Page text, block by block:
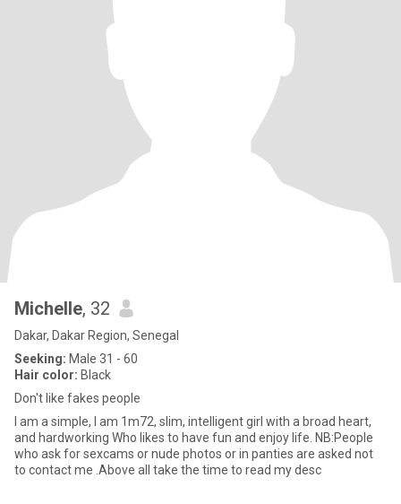
Michelle, 32
Dakar, Dakar Region, Senegal
Seeking: Male 31 - 60
Hair color: Black
Don't like fakes people
I am a simple, I am 1m72, slim, intelligent girl with a broad heart,
and hardworking Who likes to have fun and enjoy life. NB:People
who ask for sexcams or nude photos or in panties are asked not
to contact me .Above all take the time to read my desc